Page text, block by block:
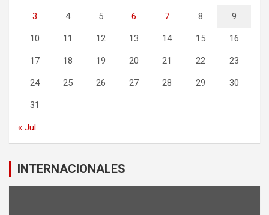
3 4 5 6 7 8 9
10 11 12 13 14 15 16
17 18 19 20 21 22 23
24 25 26 27 28 29 30
31
« Jul
INTERNACIONALES